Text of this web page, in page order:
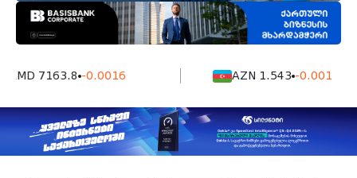
AMD 7163.8 -0.0016 AZN 1.543 -0.001